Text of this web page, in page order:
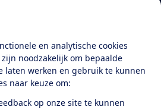
en analytische cookies
noodzakelijk om bepaalde
laten werken en gebruik te kunnen
naar keuze om:
op onze site te kunnen
de